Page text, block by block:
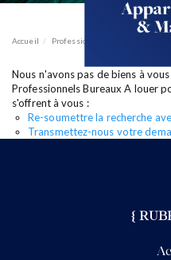
BIENS
mon compte
Accueil Professionnels
Nous n'avons pas de biens à
Professionnels Bureaux A louer
s'offrent à vous :
Re-soumettre la recherche
Transmettez-nous votre
{